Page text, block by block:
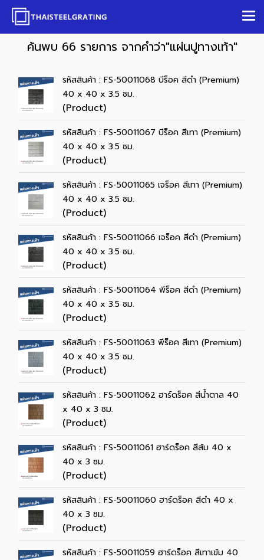
ค้นพบ 66 รายการ จากคำว่า"แผ่นปูทางเท้า"
รหัสสินค้า : FS-50011068 บีร็อค สีดำ (Premium)
40 x 40 x 3.5 ซม.
(Product)
รหัสสินค้า : FS-50011067 บีร็อค สีเทา (Premium)
40 x 40 x 3.5 ซม.
(Product)
รหัสสินค้า : FS-50011065 เจร็อค สีเทา (Premium)
40 x 40 x 3.5 ซม.
(Product)
รหัสสินค้า : FS-50011066 เจร็อค สีดำ (Premium)
40 x 40 x 3.5 ซม.
(Product)
รหัสสินค้า : FS-50011064 พีร็อค สีดำ (Premium)
40 x 40 x 3.5 ซม.
(Product)
รหัสสินค้า : FS-50011063 พีร็อค สีเทา (Premium)
40 x 40 x 3.5 ซม.
(Product)
รหัสสินค้า : FS-50011062 ฮาร์ดร็อค สีน้ำตาล 40
x 40 x 3 ซม.
(Product)
รหัสสินค้า : FS-50011061 ฮาร์ดร็อค สีส้ม 40 x
40 x 3 ซม.
(Product)
รหัสสินค้า : FS-50011060 ฮาร์ดร็อค สีดำ 40 x
40 x 3 ซม.
(Product)
รหัสสินค้า : FS-50011059 ฮาร์ดร็อค สีเทาเข้ม 40